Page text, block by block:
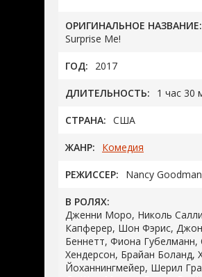
ОРИГИНАЛЬНОЕ НАЗВАНИЕ:
Surprise Me!
ГОД: 2017
ДЛИТЕЛЬНОСТЬ: 1 час 30
СТРАНА: США
ЖАНР: Комедия
РЕЖИССЕР: Nancy Goodman
В РОЛЯХ:
Дженни Моро, Николь
Капферер, Шон Фэрис,
Беннетт, Фиона Губелманн,
Хендерсон, Брайан Боланд,
Йоханнингмейер, Шерил